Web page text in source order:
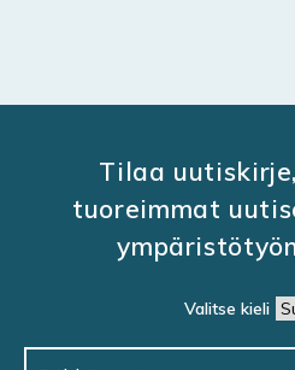
Tilaa
tuoreimmat
Valitse kieli